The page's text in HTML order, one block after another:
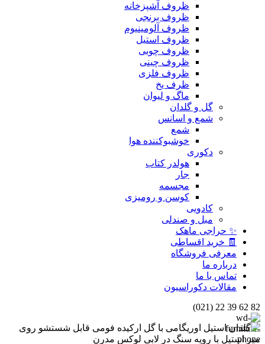
ظروف آشپزخانه
ظروف برنجی
ظروف آلومینیوم
ظروف استیل
ظروف چوبی
ظروف چینی
ظروف فلزی
ظرف یخ
ماگ و لیوان
گل و گلدان
شمع و اسانس
شمع
خوشبوکننده هوا
دکوری
هولدر کتاب
جار
مجسمه
کوسن و رومیزی
کادویی
مبل و صندلی
✨ حراجی ماهک
🧾 خرید اقساطی
معرفی فروشگاه
درباره ما
تماس با ما
مقالات دکوراسیون
82 62 39 22 (021)